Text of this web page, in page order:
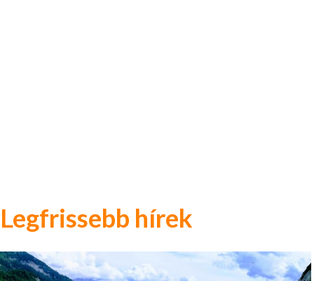
Legfrissebb hírek